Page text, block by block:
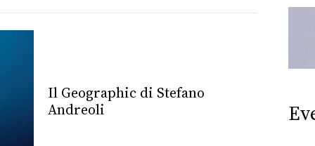
Il Geographic di Stefano
Andreoli